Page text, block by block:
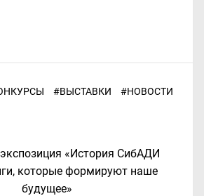
#ВЫСТАВКИ #НОВОСТИ
«История СибАДИ
которые формируют наше
будущее»